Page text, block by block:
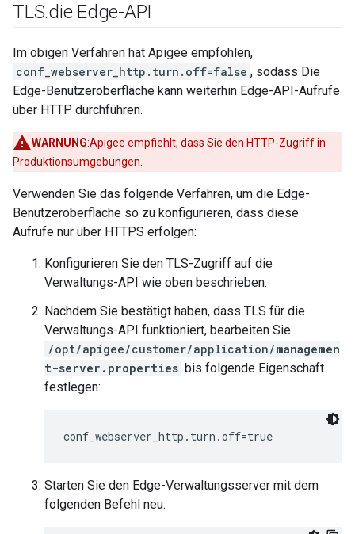
TLS.die Edge-API
Im obigen Verfahren hat Apigee empfohlen,
conf_webserver_http.turn.off=false , sodass Die
Edge-Benutzeroberfläche kann weiterhin Edge-API-Aufrufe
über HTTP durchführen.
WARNUNG:Apigee empfiehlt, dass Sie den HTTP-Zugriff in
Produktionsumgebungen.
Verwenden Sie das folgende Verfahren, um die Edge-
Benutzeroberfläche so zu konfigurieren, dass diese
Aufrufe nur über HTTPS erfolgen:
Konfigurieren Sie den TLS-Zugriff auf die
Verwaltungs-API wie oben beschrieben.
Nachdem Sie bestätigt haben, dass TLS für die
Verwaltungs-API funktioniert, bearbeiten Sie
/opt/apigee/customer/application/managemen
t-server.properties bis folgende Eigenschaft
festlegen:
conf_webserver_http.turn.off=true
Starten Sie den Edge-Verwaltungsserver mit dem
folgenden Befehl neu: